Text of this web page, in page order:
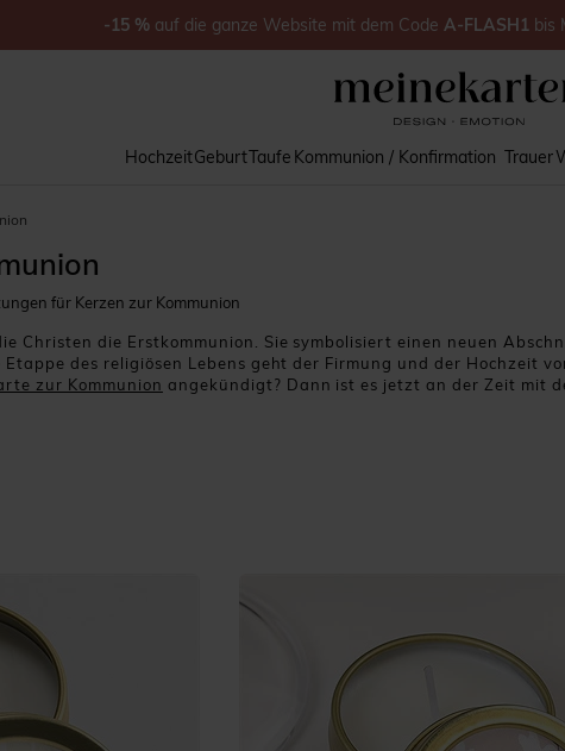
HochzeitGeburtTaufe Kommunion / Konfirmation Trauer
für Kerzen zur Kommunion
Christen die Erstkommunion. Sie symbolisiert einen neuen
des religiösen Lebens geht der Firmung und der Hochzeit
zur Kommunion angekündigt? Dann ist es jetzt an der Zeit mit
Tag mit nach Hause geben können. Das kleine Plus: Die
-15 % auf die ganze Website mit dem Code A-FLASH1 bis